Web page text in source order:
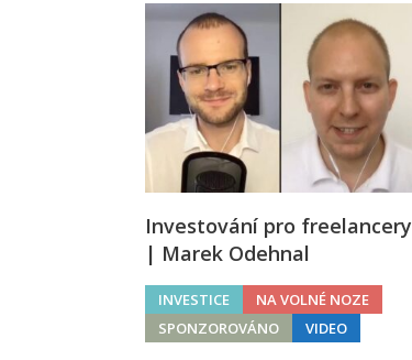
Investování pro freelancery
| Marek Odehnal
INVESTICE
NA VOLNÉ NOZE
SPONZOROVÁNO
VIDEO